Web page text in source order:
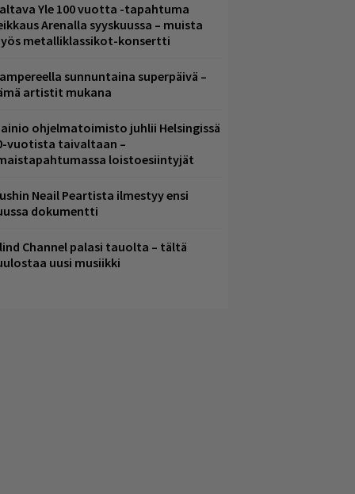
Yle 100 vuotta -tapahtuma
Arenalla syyskuussa – muista
metalliklassikot-konsertti
sunnuntaina superpäivä –
artistit mukana
ohjelmatoimisto juhlii Helsingissä
vuotista taivaltaan –
loistoesiintyjät
Neail Peartista ilmestyy ensi
dokumentti
Channel palasi tauolta – tältä
uusi musiikki